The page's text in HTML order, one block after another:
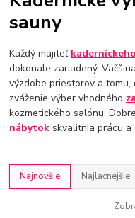
sauny
Každý majiteľ
dokonale zariadený.
výzdobe priestorov a
zváženie výber vhodného
kozmetického salónu.
nábytok skvalitnia prácu a
Najnovšie Najlacnejšie